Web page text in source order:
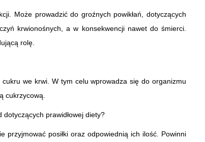
Może prowadzić do groźnych powikłań, dotyczących
krwionośnych, a w konsekwencji nawet do śmierci.
rolę.
we krwi. W tym celu wprowadza się do organizmu
cukrzycową.
prawidłowej diety?
przyjmować posiłki oraz odpowiednią ich ilość. Powinni